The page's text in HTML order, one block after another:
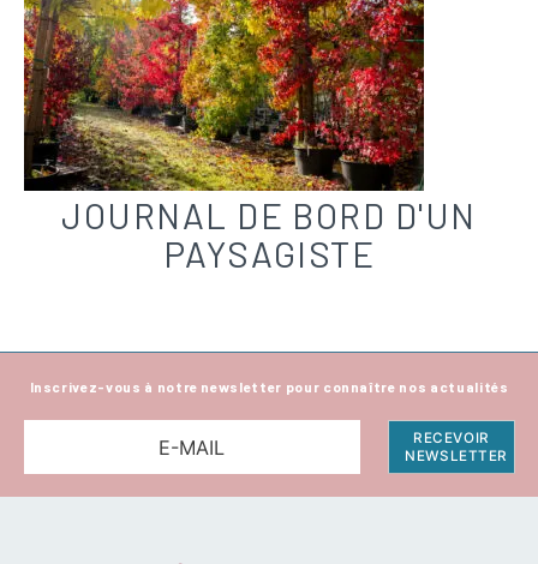
JOURNAL DE BORD D'UN
PAYSAGISTE
Inscrivez-vous à notre newsletter pour connaître nos actualités